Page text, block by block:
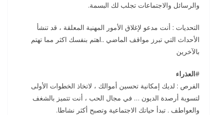
والرسائل والاجتماعات تجلب لك البسمة.
التحديات : أنت مدعو لإغلاق الأمور المهنية المعلقة ، قد تنشأ
الأحداث التي تبرز مواقف الماضي ..اهتم بنفسك اكثر مما تهتم
بالآخرين
#العذراء
الفرص : لديك إمكانية تحسين أموالك ، لاتخاذ الخطوات الأولى
لتسوية أرصدة الديون … في مجال الحب ، أنت تتميز بالشغف
والعواطف . تبدأ حياتك الاجتماعية وتصبح أكثر نشاطا.